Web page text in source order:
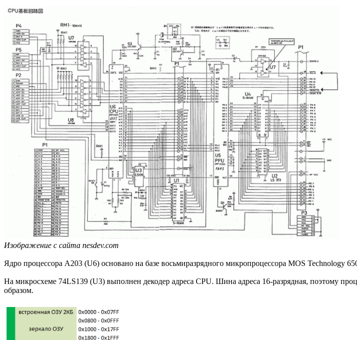
Изображение с сайта nesdev.com
Ядро процессора A203 (U6) основано на базе восьмиразрядного микропроцессора MOS Technology
На микросхеме 74LS139 (U3) выполнен декодер адреса CPU. Шина адреса 16-разрядная, поэтому
образом.